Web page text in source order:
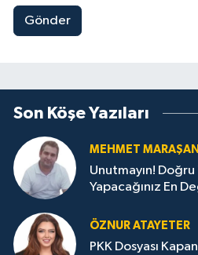
Gönder
Son Köşe Yazıları
MEHMET
Unutmayın!
Yapacağınız En
ÖZNUR ATAYETER
PKK Dosyası